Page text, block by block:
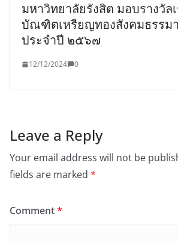
มหาวิทยาลัยรังสิต มอบรางวัล
บัณฑิตเหรียญทองสังคมธรรม
ประจำปี ๒๕๖๗
12/12/2024 0
Leave a Reply
Your email address will not be
fields are marked *
Comment*